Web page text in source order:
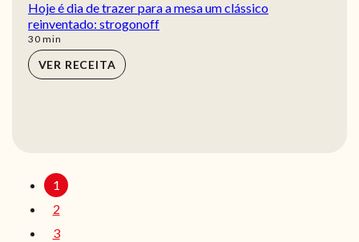
Hoje é dia de trazer para a mesa um clássico
reinventado: strogonoff
30min
min
VER RECEITA
1
2
3